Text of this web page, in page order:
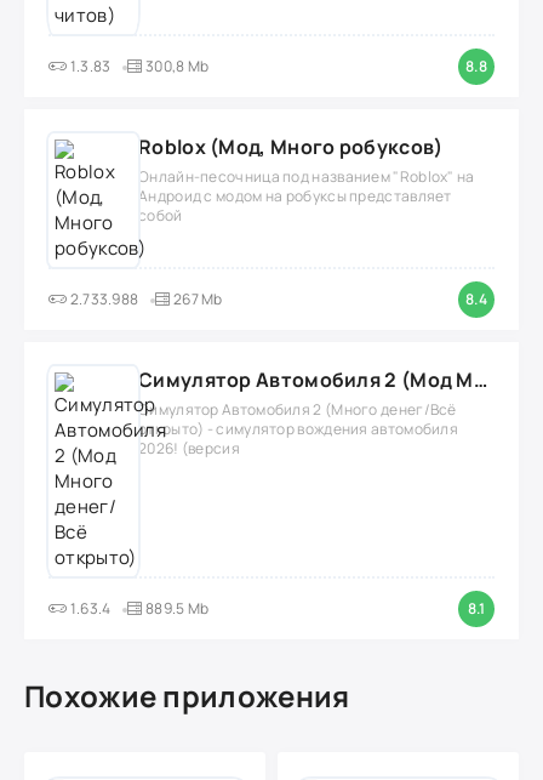
1.3.83 300,8 Mb 8.8
Roblox (Мод, Много робуксов)
Онлайн-песочница под названием "Roblox" на
Андроид с модом на робуксы представляет
собой
2.733.988 267 Mb 8.4
Симулятор Автомобиля 2 (Мод Много денег/Всё открыто)
Симулятор Автомобиля 2 (Много денег/Всё
открыто) - симулятор вождения автомобиля
2026! (версия
1.63.4 889.5 Mb 8.1
Похожие приложения